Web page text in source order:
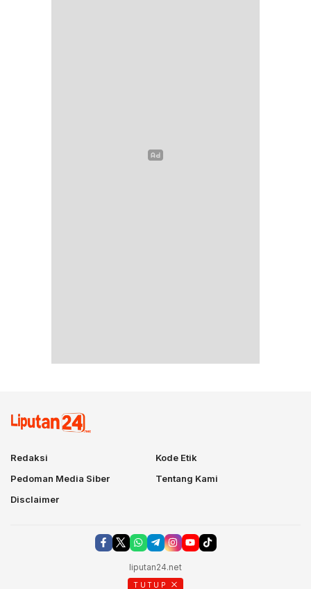
Redaksi
Kode Etik
Pedoman Media Siber
Tentang Kami
Disclaimer
liputan24.net
TUTUP